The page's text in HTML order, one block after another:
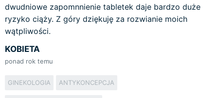
dwudniowe zapomnnienie tabletek daje bardzo duże
ryzyko ciąży. Z góry dziękuję za rozwianie moich
wątpliwości.
KOBIETA
ponad rok temu
GINEKOLOGIA ANTYKONCEPCJA